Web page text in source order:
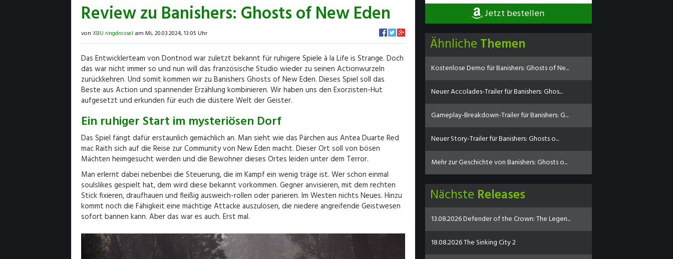
Review zu Banishers: Ghosts of New Eden
von XBU ringdrossel am Mi, 20.03.2024, 13:05 Uhr
Das Entwicklerteam von Dontnod war zuletzt bekannt für ruhigere Spiele à la Life is Strange. Doch
das war nicht immer so und nun will das französische Studio wieder zu seinen Actionwurzeln
zurückkehren. Und somit kommen wir zu Banishers Ghosts of New Eden. Dieses Spiel soll das
Beste aus Action und spannender Erzählung kombinieren. Wir haben uns den Exorzisten-Hut
aufgesetzt und erkunden für euch die düstere Welt der Geister.
Ein ruhiger Start im mysteriösen Dorf
Das Spiel fängt dafür erstaunlich gemächlich an. Man sieht wie das Pärchen aus Antea Duarte Red
mac Raith sich auf die Reise zur Community von New Eden macht. Dieser Ort soll von bösen
Mächten heimgesucht werden und die Bewohner dieses Ortes leiden unter dem Terror.
Man erlernt dabei nebenbei die Steuerung, die im Kampf ein wenig träge ist. Wer schon einmal
soulslikes gespielt hat, dem wird diese bekannt vorkommen. Gegner anvisieren, mit dem rechten
Stick fixieren, draufhauen und fleißig ausweich-rollen oder parieren. Im Westen nichts Neues. Hinzu
kommt noch die Fähigkeit eine mächtige Attacke auszulösen, die niedere angreifende Geistwesen
sofort bannen kann. Aber das war es auch. Erst mal.
Jetzt bestellen
Ähnliche Themen
Kostenlose Demo für Banishers: Ghosts of Ne...
Neuer Accolades-Trailer für Banishers: Ghos...
Gameplay-Breakdown-Trailer für Banishers: G...
Neuer Story-Trailer für Banishers: Ghosts o...
Mehr zur Geschichte von Banishers: Ghosts o...
Nächste Releases
13.08.2026 Defender of the Crown: The Legen...
18.08.2026 The Sinking City 2